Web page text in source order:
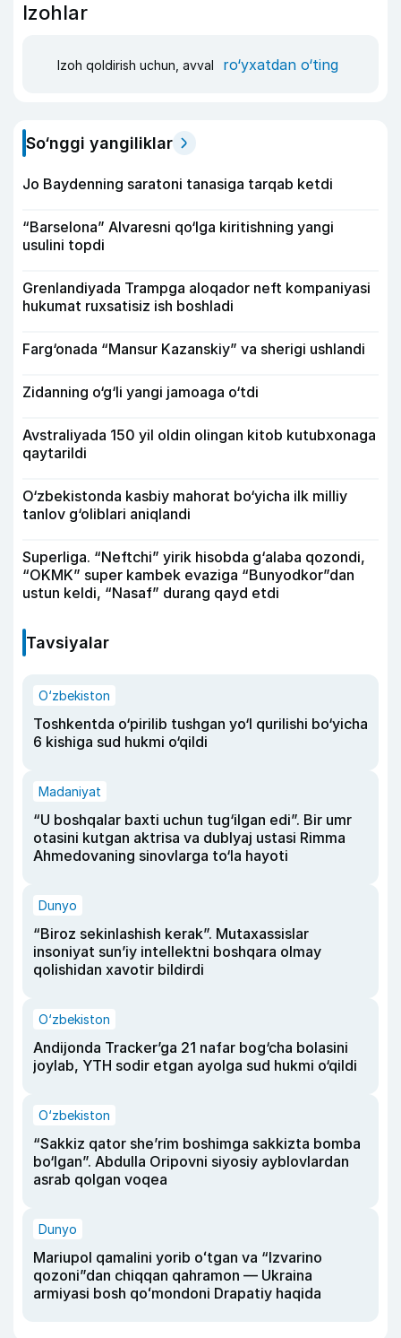
Izohlar
Izoh qoldirish uchun, avval ro‘yxatdan o‘ting
So‘nggi yangiliklar
Jo Baydenning saratoni tanasiga tarqab ketdi
“Barselona” Alvaresni qo‘lga kiritishning yangi
usulini topdi
Grenlandiyada Trampga aloqador neft kompaniyasi
hukumat ruxsatisiz ish boshladi
Farg‘onada “Mansur Kazanskiy” va sherigi ushlandi
Zidanning o‘g‘li yangi jamoaga o‘tdi
Avstraliyada 150 yil oldin olingan kitob kutubxonaga
qaytarildi
O‘zbekistonda kasbiy mahorat bo‘yicha ilk milliy
tanlov g‘oliblari aniqlandi
Superliga. “Neftchi” yirik hisobda g‘alaba qozondi,
“OKMK” super kambek evaziga “Bunyodkor”dan
ustun keldi, “Nasaf” durang qayd etdi
Tavsiyalar
O‘zbekiston
Toshkentda o‘pirilib tushgan yo‘l qurilishi bo‘yicha
6 kishiga sud hukmi o‘qildi
Madaniyat
“U boshqalar baxti uchun tug‘ilgan edi”. Bir umr
otasini kutgan aktrisa va dublyaj ustasi Rimma
Ahmedovaning sinovlarga to‘la hayoti
Dunyo
“Biroz sekinlashish kerak”. Mutaxassislar
insoniyat sun’iy intellektni boshqara olmay
qolishidan xavotir bildirdi
O‘zbekiston
Andijonda Tracker’ga 21 nafar bog‘cha bolasini
joylab, YTH sodir etgan ayolga sud hukmi o‘qildi
O‘zbekiston
“Sakkiz qator she’rim boshimga sakkizta bomba
bo‘lgan”. Abdulla Oripovni siyosiy ayblovlardan
asrab qolgan voqea
Dunyo
Mariupol qamalini yorib oʻtgan va “Izvarino
qozoni”dan chiqqan qahramon — Ukraina
armiyasi bosh qoʻmondoni Drapatiy haqida